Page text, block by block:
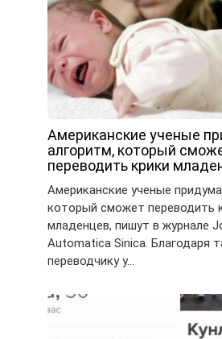
Американские ученые
алгоритм, который
переводить крики
Американские ученые
который сможет переводить
младенцев, пишут в журнале
Automatica Sinica. Благодаря
переводчику у…